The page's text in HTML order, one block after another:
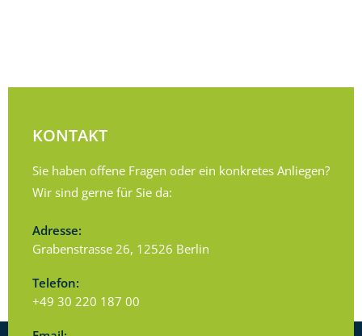
KONTAKT
Sie haben offene Fragen oder ein konkretes Anliegen?
Wir sind gerne für Sie da:
Adresse:
Grabenstrasse 26, 12526 Berlin
Telefon:
+49 30 220 187 00